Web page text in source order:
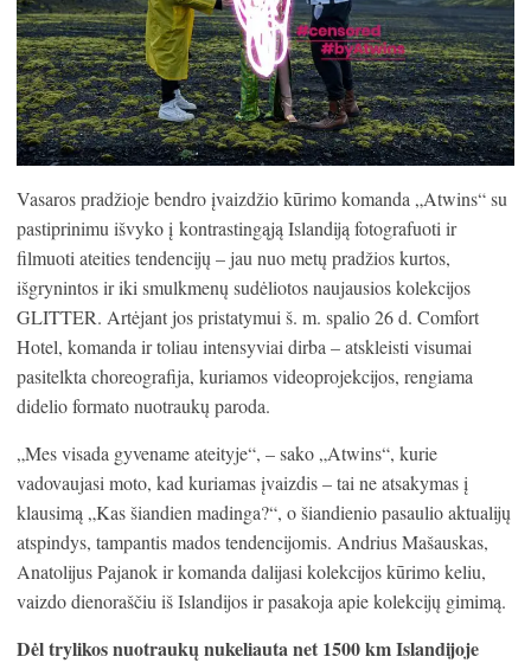
Vasaros pradžioje bendro įvaizdžio kūrimo komanda „Atwins“ su
pastiprinimu išvyko į kontrastingąją Islandiją fotografuoti ir
filmuoti ateities tendencijų – jau nuo metų pradžios kurtos,
išgrynintos ir iki smulkmenų sudėliotos naujausios kolekcijos
GLITTER. Artėjant jos pristatymui š. m. spalio 26 d. Comfort
Hotel, komanda ir toliau intensyviai dirba – atskleisti visumai
pasitelkta choreografija, kuriamos videoprojekcijos, rengiama
didelio formato nuotraukų paroda.
„Mes visada gyvename ateityje“, – sako „Atwins“, kurie
vadovaujasi moto, kad kuriamas įvaizdis – tai ne atsakymas į
klausimą „Kas šiandien madinga?“, o šiandienio pasaulio aktualijų
atspindys, tampantis mados tendencijomis. Andrius Mašauskas,
Anatolijus Pajanok ir komanda dalijasi kolekcijos kūrimo keliu,
vaizdo dienoraščiu iš Islandijos ir pasakoja apie kolekcijų gimimą.
Dėl trylikos nuotraukų nukeliauta net 1500 km Islandijoje